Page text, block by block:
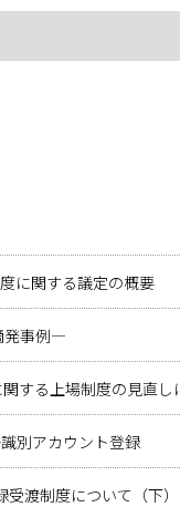
に関する議定の概要
発事例―
関する上場制度の見直し
別アカウント登録
受渡制度について（下）